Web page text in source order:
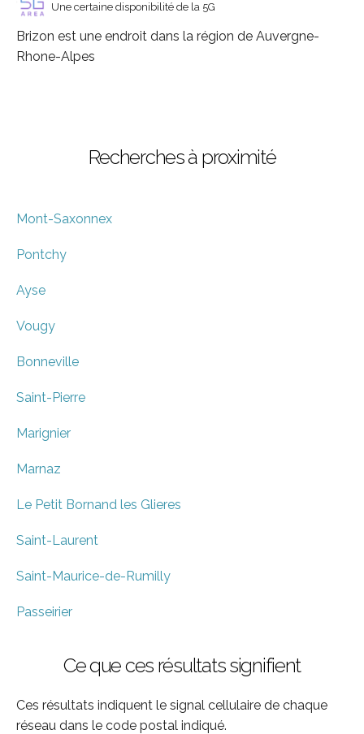
Une certaine disponibilité de la 5G
Brizon est une endroit dans la région de Auvergne-
Rhone-Alpes
Recherches à proximité
Mont-Saxonnex
Pontchy
Ayse
Vougy
Bonneville
Saint-Pierre
Marignier
Marnaz
Le Petit Bornand les Glieres
Saint-Laurent
Saint-Maurice-de-Rumilly
Passeirier
Ce que ces résultats signifient
Ces résultats indiquent le signal cellulaire de chaque
réseau dans le code postal indiqué.